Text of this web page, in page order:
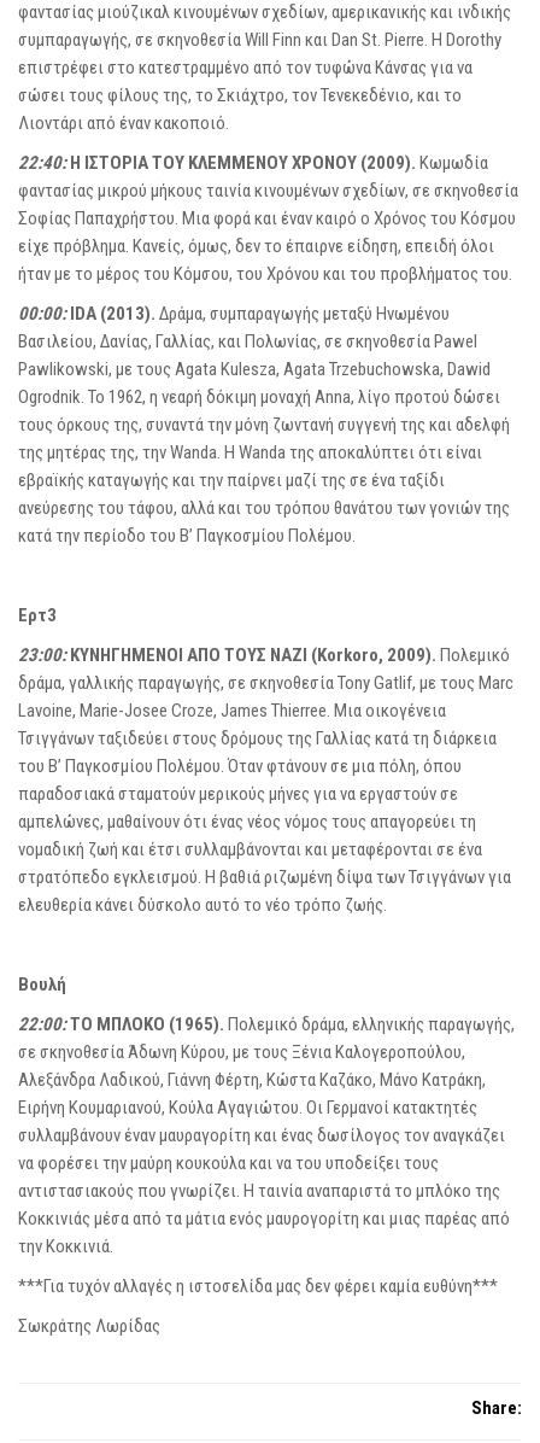
φαντασίας μιούζικαλ κινουμένων σχεδίων, αμερικανικής και ινδικής
συμπαραγωγής, σε σκηνοθεσία Will Finn και Dan St. Pierre. Η Dorothy
επιστρέφει στο κατεστραμμένο από τον τυφώνα Κάνσας για να
σώσει τους φίλους της, το Σκιάχτρο, τον Τενεκεδένιο, και το
Λιοντάρι από έναν κακοποιό.
22:40:Η ΙΣΤΟΡΙΑ ΤΟΥ ΚΛΕΜΜΕΝΟΥ ΧΡΟΝΟΥ (2009). Κωμωδία
φαντασίας μικρού μήκους ταινία κινουμένων σχεδίων, σε σκηνοθεσία
Σοφίας Παπαχρήστου. Μια φορά και έναν καιρό ο Χρόνος του Κόσμου
είχε πρόβλημα. Κανείς, όμως, δεν το έπαιρνε είδηση, επειδή όλοι
ήταν με το μέρος του Κόμσου, του Χρόνου και του προβλήματος του.
00:00:IDA (2013). Δράμα, συμπαραγωγής μεταξύ Ηνωμένου
Βασιλείου, Δανίας, Γαλλίας, και Πολωνίας, σε σκηνοθεσία Pawel
Pawlikowski, με τους Agata Kulesza, Agata Trzebuchowska, Dawid
Ogrodnik. Το 1962, η νεαρή δόκιμη μοναχή Anna, λίγο προτού δώσει
τους όρκους της, συναντά την μόνη ζωντανή συγγενή της και αδελφή
της μητέρας της, την Wanda. Η Wanda της αποκαλύπτει ότι είναι
εβραϊκής καταγωγής και την παίρνει μαζί της σε ένα ταξίδι
ανεύρεσης του τάφου, αλλά και του τρόπου θανάτου των γονιών της
κατά την περίοδο του Β’ Παγκοσμίου Πολέμου.
Ερτ3
23:00:ΚΥΝΗΓΗΜΕΝΟΙ ΑΠΟ ΤΟΥΣ ΝΑΖΙ (Korkoro, 2009). Πολεμικό
δράμα, γαλλικής παραγωγής, σε σκηνοθεσία Tony Gatlif, με τους Marc
Lavoine, Marie-Josee Croze, James Thierree. Μια οικογένεια
Τσιγγάνων ταξιδεύει στους δρόμους της Γαλλίας κατά τη διάρκεια
του Β’ Παγκοσμίου Πολέμου. Όταν φτάνουν σε μια πόλη, όπου
παραδοσιακά σταματούν μερικούς μήνες για να εργαστούν σε
αμπελώνες, μαθαίνουν ότι ένας νέος νόμος τους απαγορεύει τη
νομαδική ζωή και έτσι συλλαμβάνονται και μεταφέρονται σε ένα
στρατόπεδο εγκλεισμού. Η βαθιά ριζωμένη δίψα των Τσιγγάνων για
ελευθερία κάνει δύσκολο αυτό το νέο τρόπο ζωής.
Βουλή
22:00:ΤΟ ΜΠΛΟΚΟ (1965). Πολεμικό δράμα, ελληνικής παραγωγής,
σε σκηνοθεσία Άδωνη Κύρου, με τους Ξένια Καλογεροπούλου,
Αλεξάνδρα Λαδικού, Γιάννη Φέρτη, Κώστα Καζάκο, Μάνο Κατράκη,
Ειρήνη Κουμαριανού, Κούλα Αγαγιώτου. Οι Γερμανοί κατακτητές
συλλαμβάνουν έναν μαυραγορίτη και ένας δωσίλογος τον αναγκάζει
να φορέσει την μαύρη κουκούλα και να του υποδείξει τους
αντιστασιακούς που γνωρίζει. Η ταινία αναπαριστά το μπλόκο της
Κοκκινιάς μέσα από τα μάτια ενός μαυρογορίτη και μιας παρέας από
την Κοκκινιά.
***Για τυχόν αλλαγές η ιστοσελίδα μας δεν φέρει καμία ευθύνη***
Σωκράτης Λωρίδας
Share: